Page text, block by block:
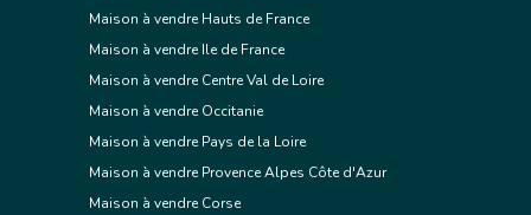
Maison à vendre Hauts de France
Maison à vendre Ile de France
Maison à vendre Centre Val de Loire
Maison à vendre Occitanie
Maison à vendre Pays de la Loire
Maison à vendre Provence Alpes Côte d'Azur
Maison à vendre Corse